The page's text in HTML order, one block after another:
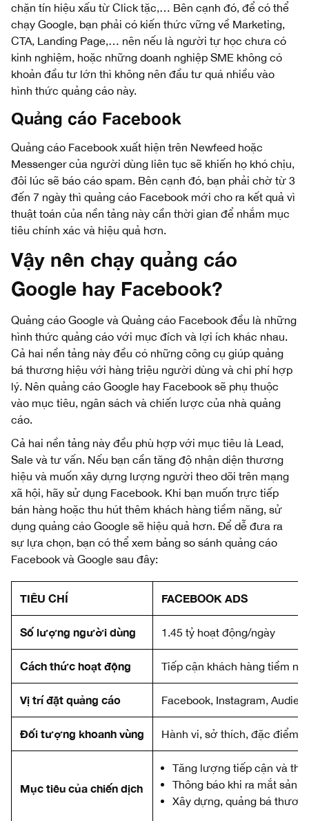
chặn tín hiệu xấu từ Click tặc,… Bên cạnh đó, để có thể
chạy Google, bạn phải có kiến thức vững về Marketing,
CTA, Landing Page,… nên nếu là người tự học chưa có
kinh nghiệm, hoặc những doanh nghiệp SME không có
khoản đầu tư lớn thì không nên đầu tư quá nhiều vào
hình thức quảng cáo này.
Quảng cáo Facebook
Quảng cáo Facebook xuất hiện trên Newfeed hoặc
Messenger của người dùng liên tục sẽ khiến họ khó chịu,
đôi lúc sẽ báo cáo spam. Bên cạnh đó, bạn phải chờ từ 3
đến 7 ngày thì quảng cáo Facebook mới cho ra kết quả vì
thuật toán của nền tảng này cần thời gian để nhắm mục
tiêu chính xác và hiệu quả hơn.
Vậy nên chạy quảng cáo
Google hay Facebook?
Quảng cáo Google và Quảng cáo Facebook đều là những
hình thức quảng cáo với mục đích và lợi ích khác nhau.
Cả hai nền tảng này đều có những công cụ giúp quảng
bá thương hiệu với hàng triệu người dùng và chi phí hợp
lý. Nên quảng cáo Google hay Facebook sẽ phụ thuộc
vào mục tiêu, ngân sách và chiến lược của nhà quảng
cáo.
Cả hai nền tảng này đều phù hợp với mục tiêu là Lead,
Sale và tư vấn. Nếu bạn cần tăng độ nhận diện thương
hiệu và muốn xây dựng lượng người theo dõi trên mạng
xã hội, hãy sử dụng Facebook. Khi bạn muốn trực tiếp
bán hàng hoặc thu hút thêm khách hàng tiềm năng, sử
dụng quảng cáo Google sẽ hiệu quả hơn. Để dễ đưa ra
sự lựa chọn, bạn có thể xem bảng so sánh quảng cáo
Facebook và Google sau đây:
TIÊU CHÍ FACEBOOK ADS
Số lượng người dùng 1.45 tỷ hoạt động/ngày
Cách thức hoạt động Tiếp cận khách hàng tiềm
Vị trí đặt quảng cáo Facebook, Instagram,
Đối tượng khoanh vùng Hành vi, sở thích, đặc điểm,
Mục tiêu của chiến dịch
Tăng lượng tiếp cận và
Thông báo khi ra mắt sản
Xây dựng, quảng bá